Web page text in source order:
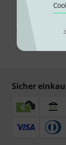
Mit Klick auf
Werbung und
Abmeldung ist
Sicher